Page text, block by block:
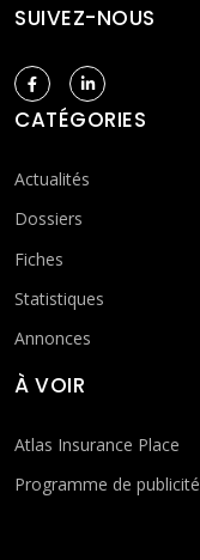
SUIVEZ-NOUS
CATÉGORIES
Actualités
Dossiers
Fiches
Statistiques
Annonces
À VOIR
Atlas Insurance Place
Programme de publicité